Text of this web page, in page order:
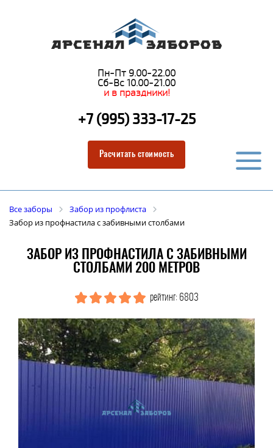
Пн-Пт 9.00-22.00
Сб-Вс 10.00-21.00
и в праздники!
+7 (995) 333-17-25
Расчитать стоимость
Все заборы
Забор из профлиста
Забор из профнастила с забивными столбами
ЗАБОР ИЗ ПРОФНАСТИЛА С ЗАБИВНЫМИ
СТОЛБАМИ 200 МЕТРОВ
рейтинг: 6803